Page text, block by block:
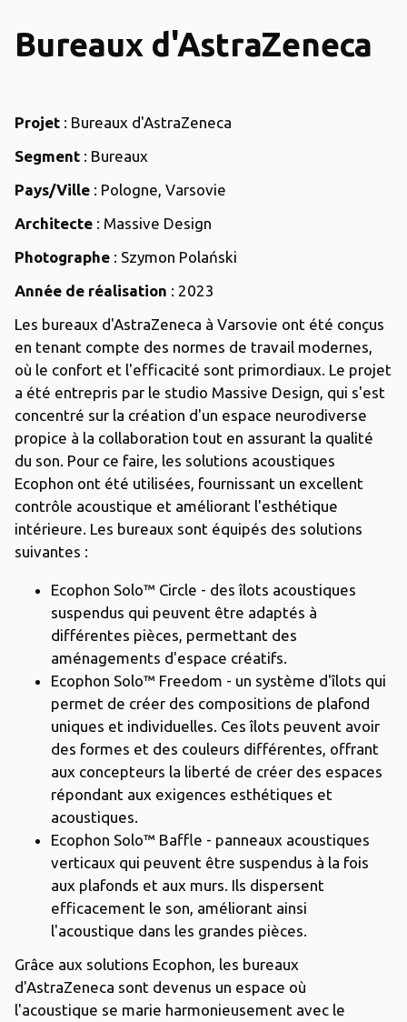
Bureaux d'AstraZeneca
Projet : Bureaux d'AstraZeneca
Segment : Bureaux
Pays/Ville : Pologne, Varsovie
Architecte : Massive Design
Photographe : Szymon Polański
Année de réalisation : 2023
Les bureaux d'AstraZeneca à Varsovie ont été conçus
en tenant compte des normes de travail modernes,
où le confort et l'efficacité sont primordiaux. Le projet
a été entrepris par le studio Massive Design, qui s'est
concentré sur la création d'un espace neurodiverse
propice à la collaboration tout en assurant la qualité
du son. Pour ce faire, les solutions acoustiques
Ecophon ont été utilisées, fournissant un excellent
contrôle acoustique et améliorant l'esthétique
intérieure. Les bureaux sont équipés des solutions
suivantes :
Ecophon Solo™ Circle - des îlots acoustiques
suspendus qui peuvent être adaptés à
différentes pièces, permettant des
aménagements d'espace créatifs.
Ecophon Solo™ Freedom - un système d'îlots qui
permet de créer des compositions de plafond
uniques et individuelles. Ces îlots peuvent avoir
des formes et des couleurs différentes, offrant
aux concepteurs la liberté de créer des espaces
répondant aux exigences esthétiques et
acoustiques.
Ecophon Solo™ Baffle - panneaux acoustiques
verticaux qui peuvent être suspendus à la fois
aux plafonds et aux murs. Ils dispersent
efficacement le son, améliorant ainsi
l'acoustique dans les grandes pièces.
Grâce aux solutions Ecophon, les bureaux
d'AstraZeneca sont devenus un espace où
l'acoustique se marie harmonieusement avec le